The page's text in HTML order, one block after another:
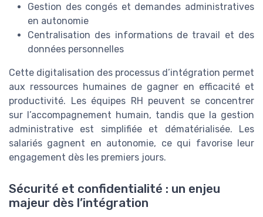
Gestion des congés et demandes administratives
en autonomie
Centralisation des informations de travail et des
données personnelles
Cette digitalisation des processus d’intégration permet
aux ressources humaines de gagner en efficacité et
productivité. Les équipes RH peuvent se concentrer
sur l’accompagnement humain, tandis que la gestion
administrative est simplifiée et dématérialisée. Les
salariés gagnent en autonomie, ce qui favorise leur
engagement dès les premiers jours.
Sécurité et confidentialité : un enjeu
majeur dès l’intégration